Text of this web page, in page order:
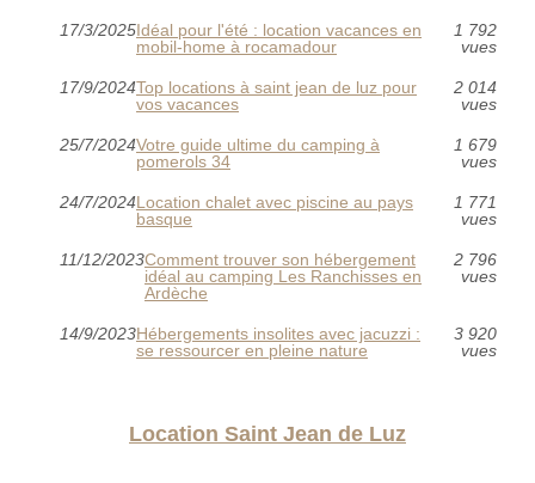
17/3/2025Idéal pour l'été : location vacances en
mobil-home à rocamadour
1 792
vues
17/9/2024Top locations à saint jean de luz pour
vos vacances
2 014
vues
25/7/2024Votre guide ultime du camping à
pomerols 34
1 679
vues
24/7/2024Location chalet avec piscine au pays
basque
1 771
vues
11/12/2023Comment trouver son hébergement
idéal au camping Les Ranchisses en
Ardèche
2 796
vues
14/9/2023Hébergements insolites avec jacuzzi :
se ressourcer en pleine nature
3 920
vues
Location Saint Jean de Luz